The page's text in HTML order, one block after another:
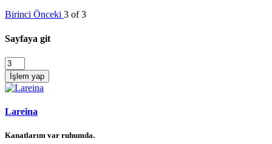
Birinci Önceki 3 of 3
Sayfaya git
İşlem yap
Lareina
Kanatlarım var ruhumda.